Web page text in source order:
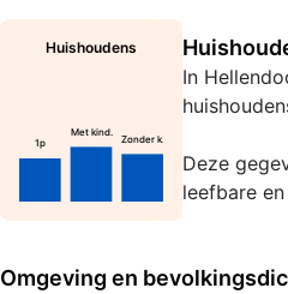
Huishoudens
1p
Met kind.
Zonder k.
In
Deze
leefbare
Omgeving en